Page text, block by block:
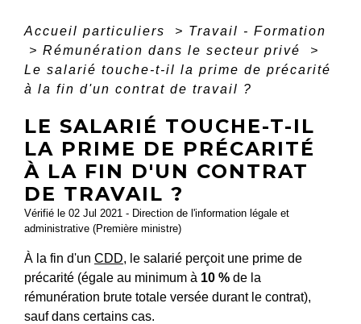
Accueil particuliers > Travail - Formation
> Rémunération dans le secteur privé
>
Le salarié touche-t-il la prime de précarité
à la fin d'un contrat de travail ?
LE SALARIÉ TOUCHE-T-IL
LA PRIME DE PRÉCARITÉ
À LA FIN D'UN CONTRAT
DE TRAVAIL ?
Vérifié le 02 Jul 2021 - Direction de l'information légale et
administrative (Première ministre)
À la fin d'un CDD, le salarié perçoit une prime de
précarité (égale au minimum à 10 % de la
rémunération brute totale versée durant le contrat),
sauf dans certains cas.